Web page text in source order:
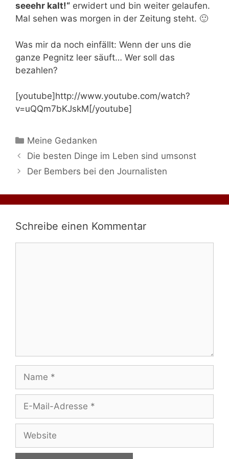
seeehr kalt!“ erwidert und bin weiter gelaufen.
Mal sehen was morgen in der Zeitung steht. 🙂
Was mir da noch einfällt: Wenn der uns die
ganze Pegnitz leer säuft… Wer soll das
bezahlen?
[youtube]http://www.youtube.com/watch?
v=uQQm7bKJskM[/youtube]
Kategorien
Meine Gedanken
Die besten Dinge im Leben sind umsonst
Der Bembers bei den Journalisten
Schreibe einen Kommentar
Name
Adresse
Website